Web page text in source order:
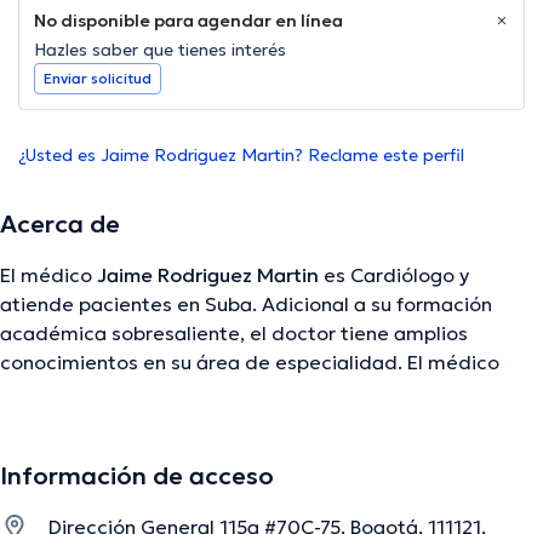
No disponible para agendar en línea
Hazles saber que tienes interés
Enviar solicitud
¿Usted es Jaime Rodriguez Martin? Reclame este perfil
Acerca de
El médico Jaime Rodriguez Martin es Cardiólogo y
atiende pacientes en Suba. Adicional a su formación
académica sobresaliente, el doctor tiene amplios
conocimientos en su área de especialidad. El médico
Rodriguez Martin ha formado parte en incontables
Información de acceso
Dirección General 115a #70C-75, Bogotá, 111121,